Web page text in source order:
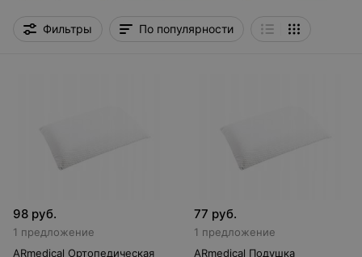
Фильтры По популярности
98 руб.
1 предложение
ARmedical Ортопедическая
77 руб.
1 предложение
ARmedical Подушка